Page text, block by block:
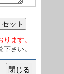
セット
ます。
下さい。